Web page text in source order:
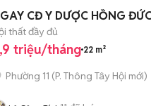
CĐ Y DƯỢC HỒNG
thất đầy đủ
triệu/tháng 22 m²
Phường 11 (P. Thông Tây Hội mới)